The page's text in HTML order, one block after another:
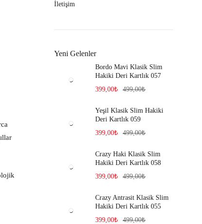
İletişim
Yeni Gelenler
Bordo Mavi Klasik Slim
Hakiki Deri Kartlık 057
499,00₺
399,00₺
Yeşil Klasik Slim Hakiki
Deri Kartlık 059
499,00₺
399,00₺
Crazy Haki Klasik Slim
Hakiki Deri Kartlık 058
499,00₺
399,00₺
Crazy Antrasit Klasik Slim
Hakiki Deri Kartlık 055
499,00₺
399,00₺